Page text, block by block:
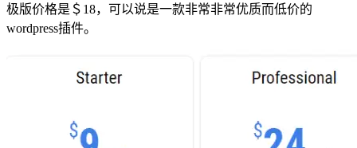
极版价格是＄18，可以说是一款非常非常优质而低价的
wordpress插件。